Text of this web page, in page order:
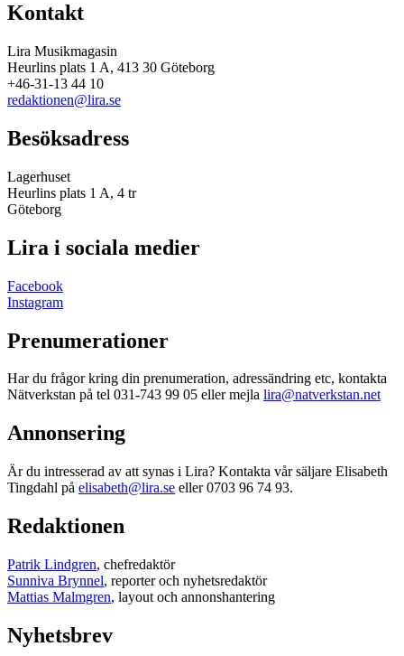
Kontakt
Lira Musikmagasin
Heurlins plats 1 A, 413 30 Göteborg
+46-31-13 44 10
redaktionen@lira.se
Besöksadress
Lagerhuset
Heurlins plats 1 A, 4 tr
Göteborg
Lira i sociala medier
Facebook
Instagram
Prenumerationer
Har du frågor kring din prenumeration, adressändring etc, kontakta
Nätverkstan på tel 031-743 99 05 eller mejla lira@natverkstan.net
Annonsering
Är du intresserad av att synas i Lira? Kontakta vår säljare Elisabeth
Tingdahl på elisabeth@lira.se eller 0703 96 74 93.
Redaktionen
Patrik Lindgren, chefredaktör
Sunniva Brynnel, reporter och nyhetsredaktör
Mattias Malmgren, layout och annonshantering
Nyhetsbrev